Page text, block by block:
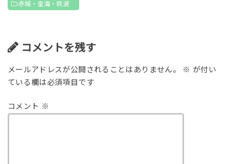
赤城・皇海・筑波
コメントを残す
メールアドレスが公開されることはありません。 ※ が付い
ている欄は必須項目です
コメント ※